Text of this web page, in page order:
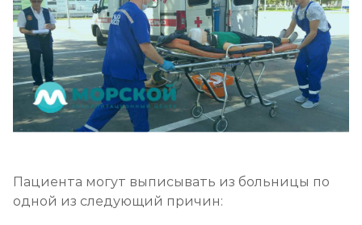
Пациента могут выписывать из больницы по
одной из следующий причин: